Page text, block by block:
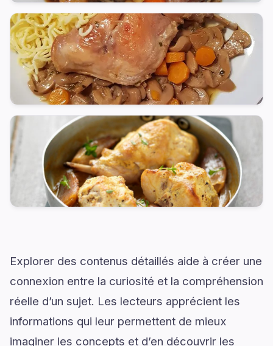
Explorer des contenus détaillés aide à créer une
connexion entre la curiosité et la compréhension
réelle d’un sujet. Les lecteurs apprécient les
informations qui leur permettent de mieux
imaginer les concepts et d’en découvrir les